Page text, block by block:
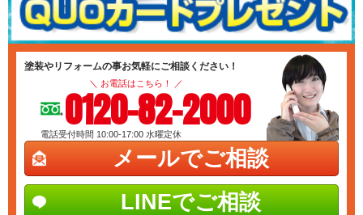
塗装やリフォームの事お気軽にご相談ください！
＼ お電話はこちら！ ／
0120-82-2000
電話受付時間 10:00-17:00 水曜定休
メールでご相談
LINEでご相談